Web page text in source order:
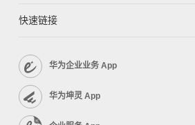
快速链接
华为企业业务 App
华为坤灵 App